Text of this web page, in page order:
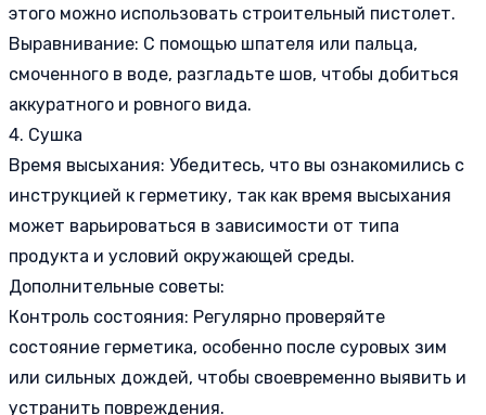
этого можно использовать строительный пистолет.
Выравнивание: С помощью шпателя или пальца,
смоченного в воде, разгладьте шов, чтобы добиться
аккуратного и ровного вида.
4. Сушка
Время высыхания: Убедитесь, что вы ознакомились с
инструкцией к герметику, так как время высыхания
может варьироваться в зависимости от типа
продукта и условий окружающей среды.
Дополнительные советы:
Контроль состояния: Регулярно проверяйте
состояние герметика, особенно после суровых зим
или сильных дождей, чтобы своевременно выявить и
устранить повреждения.